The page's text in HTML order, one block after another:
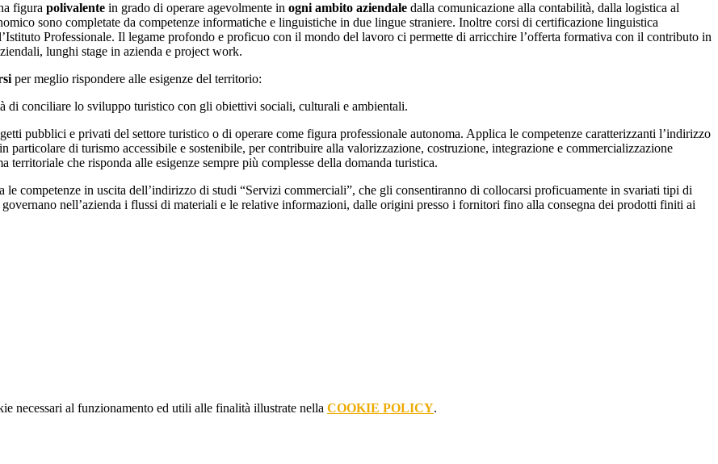
figura polivalente in grado di operare agevolmente in ogni ambito aziendale dalla comunicazione alla contabilità, dalla logistica al
sono completate da competenze informatiche e linguistiche in due lingue straniere. Inoltre corsi di certificazione linguistica
Professionale. Il legame profondo e proficuo con il mondo del lavoro ci permette di arricchire l’offerta formativa con il contributo in
lunghi stage in azienda e project work.
per meglio rispondere alle esigenze del territorio:
di conciliare lo sviluppo turistico con gli obiettivi sociali, culturali e ambientali.
pubblici e privati del settore turistico o di operare come figura professionale autonoma. Applica le competenze caratterizzanti l’indirizzo
particolare di turismo accessibile e sostenibile, per contribuire alla valorizzazione, costruzione, integrazione e commercializzazione
che risponda alle esigenze sempre più complesse della domanda turistica.
le competenze in uscita dell’indirizzo di studi “Servizi commerciali”, che gli consentiranno di collocarsi proficuamente in svariati tipi di
nell’azienda i flussi di materiali e le relative informazioni, dalle origini presso i fornitori fino alla consegna dei prodotti finiti ai
necessari al funzionamento ed utili alle finalità illustrate nella COOKIE POLICY.